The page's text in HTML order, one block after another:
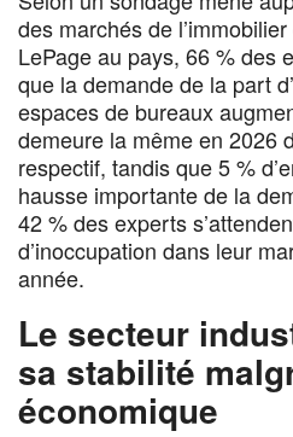
des marchés de
LePage au pays, 66 % des
que la demande de la part
espaces de bureaux
demeure la même en 2026
respectif, tandis que 5 %
hausse importante de la
42 % des experts
d’inoccupation dans leur
année.
Le secteur
sa stabilité
économique